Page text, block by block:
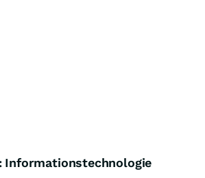
Informationstechnologie